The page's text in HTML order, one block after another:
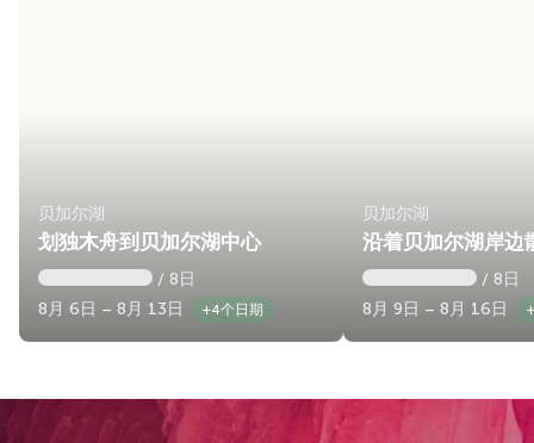
贝加尔湖
划独木舟到贝加尔湖中心
/ 8日
8月 6日 – 8月 13日
+4个日期
贝加尔湖
沿着贝加尔湖岸边
/ 8日
8月 9日 – 8月 16日